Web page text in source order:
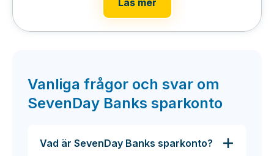
Vanliga frågor och svar om
SevenDay Banks sparkonto
Vad är SevenDay Banks sparkonto?